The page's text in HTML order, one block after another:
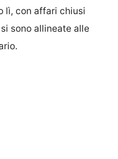
lì, con affari chiusi
sono allineate alle